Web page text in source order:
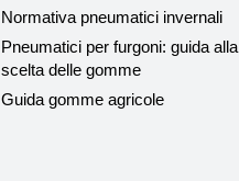
Normativa pneumatici invernali
Pneumatici per furgoni: guida alla
scelta delle gomme
Guida gomme agricole